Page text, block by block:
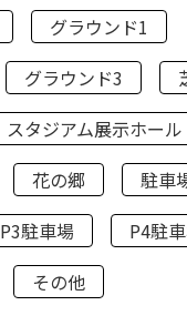
グラウンド1
グラウンド3
スタジアム展示ホール
花の郷
駐車
P3駐車場
P4駐
その他